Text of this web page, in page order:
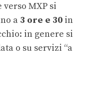
MXP si
a 3 ore e 30 in
in genere si
o su servizi “a